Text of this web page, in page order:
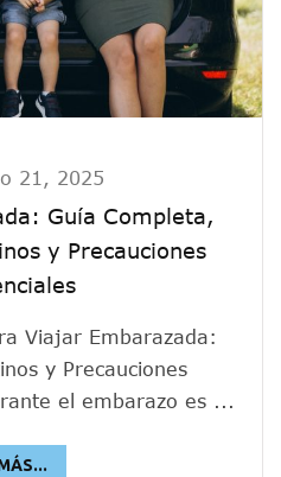
21, 2025
Guía Completa,
y Precauciones
Viajar Embarazada:
y Precauciones
el embarazo es ...